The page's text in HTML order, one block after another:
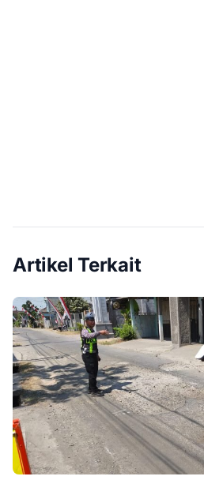
Artikel Terkait